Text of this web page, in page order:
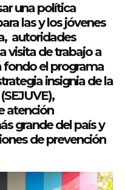
una política
las y los jóvenes
autoridades
visita de trabajo a
fondo el programa
insignia de la
atención
grande del país y
de prevención